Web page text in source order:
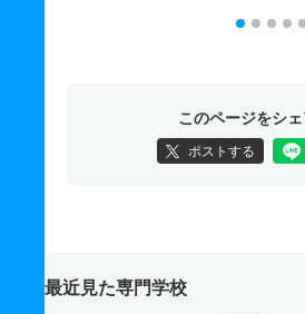
このページをシェ
ポストする
最近見た専門学校